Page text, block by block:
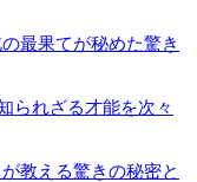
最果てが秘めた驚き
られざる才能を次々
教える驚きの秘密と